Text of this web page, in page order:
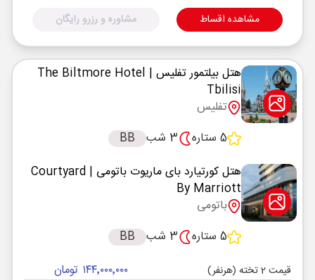
مشاهده اقساط مشاوره و رزرو رایگان
هتل بیلتمور تفلیس | The Biltmore Hotel
Tbilisi
تفلیس
5 ستاره
3 شب
BB
هتل کورتیارد بای ماریوت باتومی
| Courtyard
By Marriott
باتومی
5 ستاره
3 شب BB
قیمت 2 تخته (هرنفر) ۱۴۴٬۰۰۰٬۰۰۰ تومان